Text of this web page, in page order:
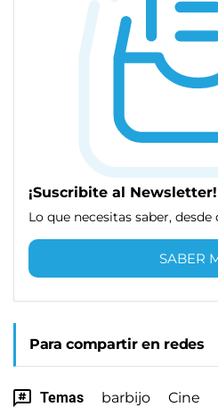
¡Suscribite al Newsletter!
Lo que necesitas saber,
SABER
Para compartir en redes
Temas barbijo Cine